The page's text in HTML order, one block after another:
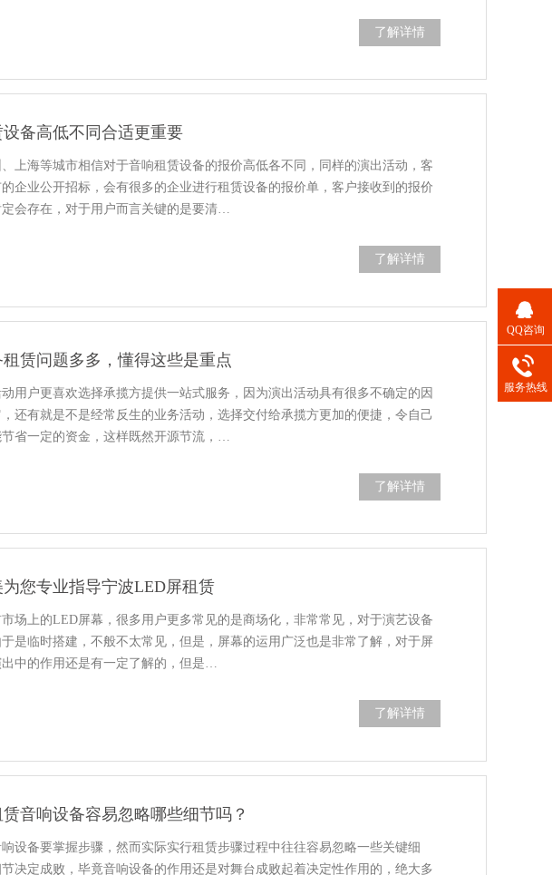
了解详情
备高低不同合适更重要
上海等城市相信对于音响租赁设备的报价高低各不同，同样的演出活动，客
企业公开招标，会有很多的企业进行租赁设备的报价单，客户接收到的报价
会存在，对于用户而言关键的是要清…
了解详情
赁问题多多，懂得这些是重点
用户更喜欢选择承揽方提供一站式服务，因为演出活动具有很多不确定的因
还有就是不是经常反生的业务活动，选择交付给承揽方更加的便捷，令自己
省一定的资金，这样既然开源节流，…
了解详情
您专业指导宁波LED屏租赁
场上的LED屏幕，很多用户更多常见的是商场化，非常常见，对于演艺设备
是临时搭建，不般不太常见，但是，屏幕的运用广泛也是非常了解，对于屏
中的作用还是有一定了解的，但是…
了解详情
音响设备容易忽略哪些细节吗？
设备要掌握步骤，然而实际实行租赁步骤过程中往往容易忽略一些关键细
决定成败，毕竟音响设备的作用还是对舞台成败起着决定性作用的，绝大多
QQ咨询
服务热线